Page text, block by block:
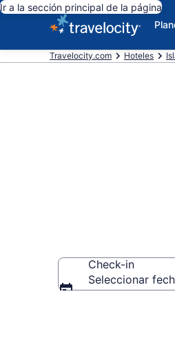
Ir a la sección principal de la página
Travelocity.com Hoteles
Check-in
Seleccionar